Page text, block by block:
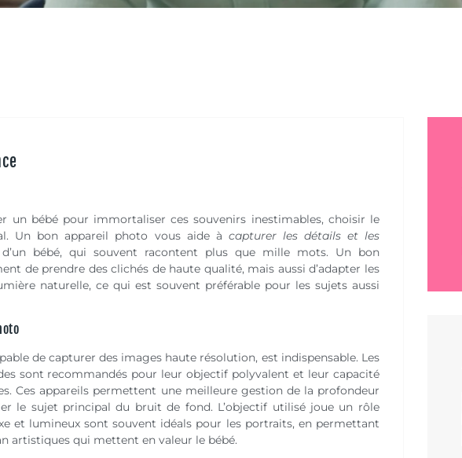
un bébé pour immortaliser ces souvenirs inestimables, choisir le
Un bon appareil photo vous aide à capturer les détails et les
bébé, qui souvent racontent plus que mille mots. Un bon
de prendre des clichés de haute qualité, mais aussi d’adapter les
naturelle, ce qui est souvent préférable pour les sujets aussi
de capturer des images haute résolution, est indispensable. Les
sont recommandés pour leur objectif polyvalent et leur capacité
Ces appareils permettent une meilleure gestion de la profondeur
le sujet principal du bruit de fond. L’objectif utilisé joue un rôle
et lumineux sont souvent idéals pour les portraits, en permettant
artistiques qui mettent en valeur le bébé.